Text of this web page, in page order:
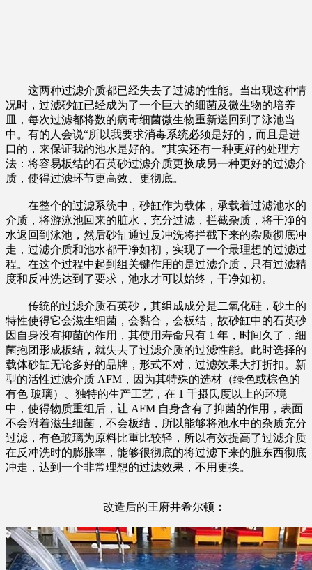
这两种过滤介质都已经失去了过滤的性能。当出现这种情
况时，过滤砂缸已经成为了一个巨大的细菌及微生物的培养
皿，每次过滤都将数的病毒细菌微生物重新送回到了泳池当
中。有的人会说“所以我要求消毒系统必须是好的，而且是进
口的，来保证我的池水是好的。”其实还有一种更好的处理方
法：将容易板结的石英砂过滤介质更换成另一种更好的过滤介
质，使得过滤环节更高效、更彻底。
在整个的过滤系统中，砂缸作为载体，承载着过滤池水的
介质，将游泳池回来的脏水，充分过滤，拦截杂质，将干净的
水返回到泳池，然后砂缸通过反冲洗将拦截下来的杂质彻底冲
走，过滤介质和池水都干净如初，实现了一个最理想的过滤过
程。在这个过程中起到组关键作用的是过滤介质，只有过滤精
度和反冲洗达到了要求，池水才可以始终，干净如初。
传统的过滤介质石英砂，其组成成分是二氧化硅，砂土的
特性使得它会滋生细菌，会黏合，会板结，故砂缸中的石英砂
因自身没有抑菌的作用，其使用寿命只有 1 年，时间久了，细
菌抱团形成板结，就失去了过滤介质的过滤性能。此时选择的
载体砂缸无论多好的品牌，形式不对，过滤效果大打折扣。新
型的活性过滤介质 AFM，因为其特殊的选材（绿色或棕色的
有色 玻璃）、独特的生产工艺，在 1 千摄氏度以上的环境
中，使得物质重组后，让 AFM 自身含有了抑菌的作用，表面
不会附着滋生细菌，不会板结，所以能够将池水中的杂质充分
过滤，有色玻璃为原料比重比较轻，所以有效提高了过滤介质
在反冲洗时的膨胀率，能够很彻底的将过滤下来的脏东西彻底
冲走，达到一个非常理想的过滤效果，不用更换。
改造后的王府井希尔顿：